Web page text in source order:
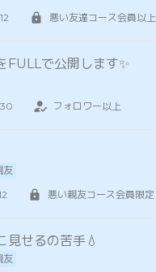
悪い友達コース会員以上
FULLで公開します✨
フォロワー以上
友
悪い親友コース会員限定
見せるの苦手💧
友